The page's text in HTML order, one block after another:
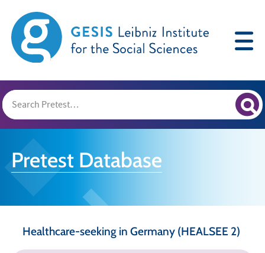
Pretest Database
Healthcare-seeking in Germany (HEALSEE 2)